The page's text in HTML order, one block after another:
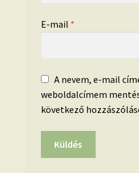
E-mail *
A nevem, e-mail
weboldalcímem
következő